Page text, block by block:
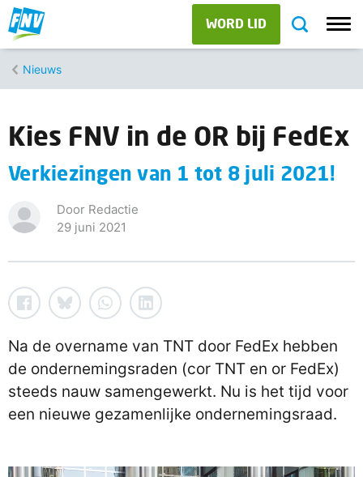
WORD LID
Nieuws
Kies FNV in de OR bij FedEx
Verkiezingen van 1 tot 8 juli 2021!
Door Redactie
29 juni 2021
Na de overname van TNT door FedEx hebben
de ondernemingsraden (cor TNT en or FedEx)
steeds nauw samengewerkt. Nu is het tijd voor
een nieuwe gezamenlijke ondernemingsraad.